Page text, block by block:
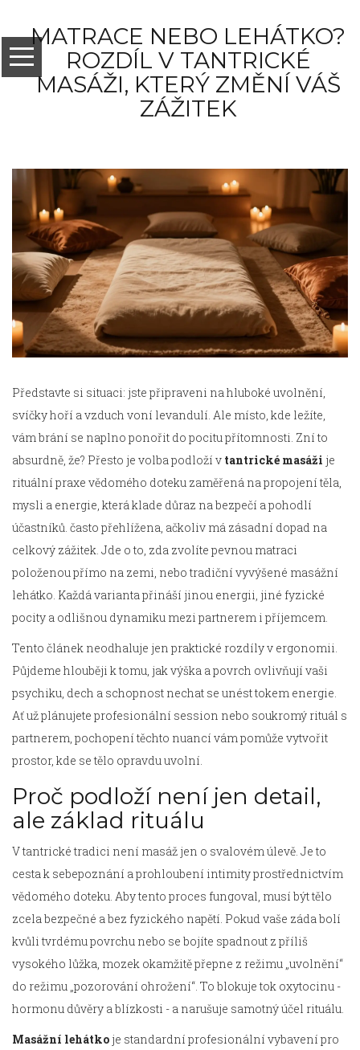
MATRACE NEBO LEHÁTKO?
ROZDÍL V TANTRICKÉ
MASÁŽI, KTERÝ ZMĚNÍ VÁŠ
ZÁŽITEK
Představte si situaci: jste připraveni na hluboké uvolnění,
svíčky hoří a vzduch voní levandulí. Ale místo, kde ležíte,
vám brání se naplno ponořit do pocitu přítomnosti. Zní to
absurdně, že? Přesto je volba podloží v tantrické masáži je
rituální praxe vědomého doteku zaměřená na propojení těla,
mysli a energie, která klade důraz na bezpečí a pohodlí
účastníků. často přehlížena, ačkoliv má zásadní dopad na
celkový zážitek. Jde o to, zda zvolíte pevnou matraci
položenou přímo na zemi, nebo tradiční vyvýšené masážní
lehátko. Každá varianta přináší jinou energii, jiné fyzické
pocity a odlišnou dynamiku mezi partnerem i příjemcem.
Tento článek neodhaluje jen praktické rozdíly v ergonomii.
Půjdeme hlouběji k tomu, jak výška a povrch ovlivňují vaši
psychiku, dech a schopnost nechat se unést tokem energie.
Ať už plánujete profesionální session nebo soukromý rituál s
partnerem, pochopení těchto nuancí vám pomůže vytvořit
prostor, kde se tělo opravdu uvolní.
Proč podloží není jen detail,
ale základ rituálu
V tantrické tradici není masáž jen o svalovém úlevě. Je to
cesta k sebepoznání a prohloubení intimity prostřednictvím
vědomého doteku. Aby tento proces fungoval, musí být tělo
zcela bezpečné a bez fyzického napětí. Pokud vaše záda bolí
kvůli tvrdému povrchu nebo se bojíte spadnout z příliš
vysokého lůžka, mozek okamžitě přepne z režimu „uvolnění“
do režimu „pozorování ohrožení“. To blokuje tok oxytocinu -
hormonu důvěry a blízkosti - a narušuje samotný účel rituálu.
Masážní lehátko je standardní profesionální vybavení pro